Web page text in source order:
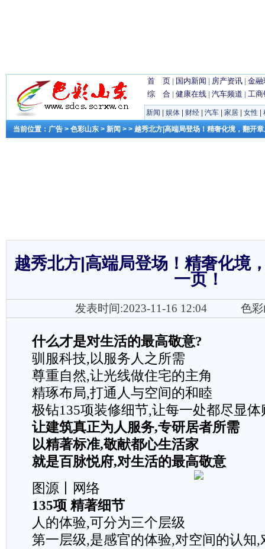
首 页 | 国内新闻 | 房产资讯 | 金融
综 合 | 健康在线 | 汽车频道 | 工商
新闻 娱体 财经 汽车 家居 女性
当前位置： 广告 > 色彩山东 > 新闻 > > 越秀北方|高端局登场！精奢化境，翻开
越秀北方|高端局登场！精奢化境
一页！
发表时间:2023-11-16 12:04 色
什么才是对生活的最高敬意?
驯服科技,以服务人之所需
尊重自然,让光线做住宅的主角
精琢布局,打通人与空间的和睦
极钻135项装修细节,让每一处都尽显体
让建筑真正为人服务,专研居者所需
以精著标准,敬献都心生活家
就是百脉悦府,对生活的最高敬意
图源丨网络
135项 精著细节
人的体验,可分为三个层级
第一层级,是感官的体验,对空间的认知,